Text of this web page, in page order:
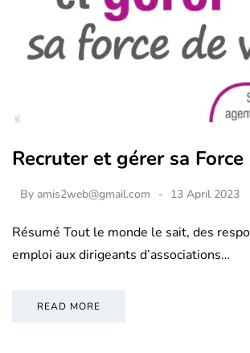
Recruter et gérer sa
By amis2web@gmail.com 13 April 2023
Résumé Tout le monde le sait, des
emploi aux dirigeants d’associations…
READ MORE